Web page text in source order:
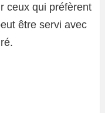
ceux qui préfèrent
être servi avec